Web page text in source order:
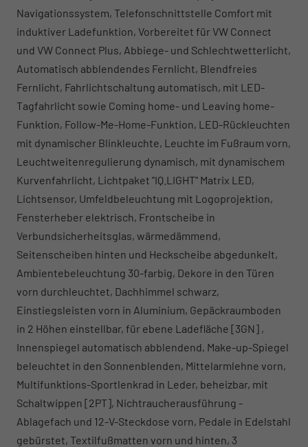
Navigationssystem, Telefonschnittstelle Comfort mit
induktiver Ladefunktion, Vorbereitet für VW Connect
und VW Connect Plus, Abbiege- und Schlechtwetterlicht,
Automatisch abblendendes Fernlicht, Blendfreies
Fernlicht, Fahrlichtschaltung automatisch, mit LED-
Tagfahrlicht sowie Coming home- und Leaving home-
Funktion, Follow-Me-Home-Funktion, LED-Rückleuchten
mit dynamischer Blinkleuchte, Leuchte im Fußraum vorn,
Leuchtweitenregulierung dynamisch, mit dynamischem
Kurvenfahrlicht, Lichtpaket ''IQ.LIGHT'' Matrix LED,
Lichtsensor, Umfeldbeleuchtung mit Logoprojektion,
Fensterheber elektrisch, Frontscheibe in
Verbundsicherheitsglas, wärmedämmend,
Seitenscheiben hinten und Heckscheibe abgedunkelt,
Ambientebeleuchtung 30-farbig, Dekore in den Türen
vorn durchleuchtet, Dachhimmel schwarz,
Einstiegsleisten vorn in Aluminium, Gepäckraumboden
in 2 Höhen einstellbar, für ebene Ladefläche [3GN] ,
Innenspiegel automatisch abblendend, Make-up-Spiegel
beleuchtet in den Sonnenblenden, Mittelarmlehne vorn,
Multifunktions-Sportlenkrad in Leder, beheizbar, mit
Schaltwippen [2PT], Nichtraucherausführung -
Ablagefach und 12-V-Steckdose vorn, Pedale in Edelstahl
gebürstet, Textilfußmatten vorn und hinten, 3